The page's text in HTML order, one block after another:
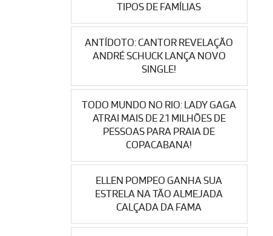
TIPOS DE FAMÍLIAS
ANTÍDOTO: CANTOR REVELAÇÃO
ANDRÉ SCHUCK LANÇA NOVO
SINGLE!
TODO MUNDO NO RIO: LADY GAGA
ATRAI MAIS DE 2.1 MILHÕES DE
PESSOAS PARA PRAIA DE
COPACABANA!
ELLEN POMPEO GANHA SUA
ESTRELA NA TÃO ALMEJADA
CALÇADA DA FAMA